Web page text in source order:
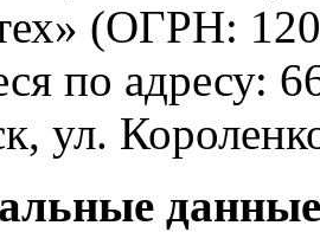
(ОГРН:
по адресу:
ул.